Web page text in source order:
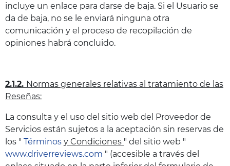
incluye un enlace para darse de baja. Si el Usuario se
da de baja, no se le enviará ninguna otra
comunicación y el proceso de recopilación de
opiniones habrá concluido.
2.1.2. Normas generales relativas al tratamiento de las
Reseñas:
La consulta y el uso del sitio web del Proveedor de
Servicios están sujetos a la aceptación sin reservas de
los " Términos y Condiciones " del sitio web "
www.driverreviews.com " (accesible a través del